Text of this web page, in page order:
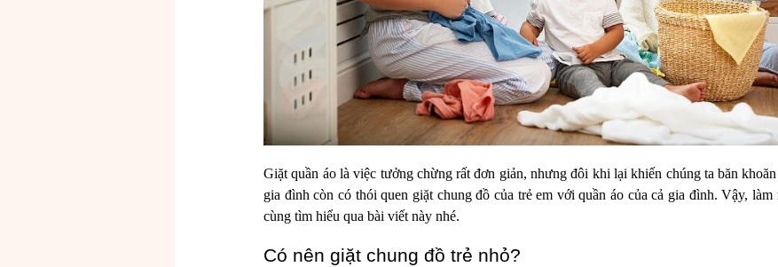
Giặt quần áo là việc tưởng chừng rất đơn giản, nhưng đôi khi lại khiến chúng ta băn
gia đình còn có thói quen giặt chung đồ của trẻ em với quần áo của cả gia đình. Vậy,
cùng tìm hiểu qua bài viết này nhé.
Có nên giặt chung đồ trẻ nhỏ?